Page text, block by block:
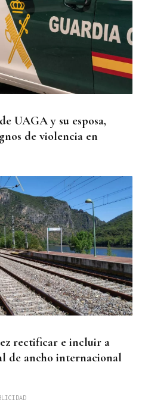
UAGA y su esposa,
de violencia en
rectificar e incluir a
de ancho internacional